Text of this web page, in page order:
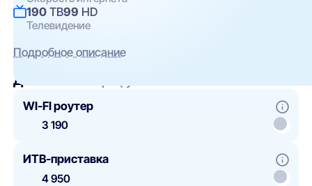
190 ТВ99 HD
Телевидение
Подробное описание
Добавить
WI-FI роутер
3 190
ИТВ-приставка
4 950